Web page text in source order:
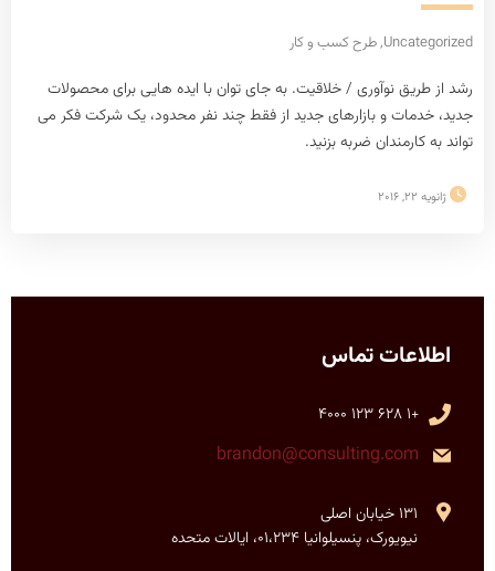
Uncategorized
,طرح کسب و کار
رشد از طریق نوآوری / خلاقیت. به جای توان با ایده هایی برای محصولات
جدید، خدمات و بازارهای جدید از فقط چند نفر محدود، یک شرکت فکر می
تواند به کارمندان ضربه بزنید.
ژانویه 22, 2016
اطلاعات تماس
+1 628 123 4000
brandon@consulting.com
131 خیابان اصلی
نیویورک، پنسیلوانیا 01،234، ایالات متحده